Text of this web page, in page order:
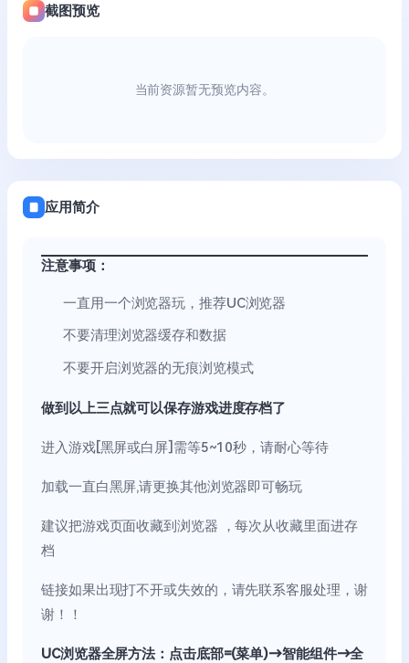
截图预览
当前资源暂无预览内容。
应用简介
注意事项：
一直用一个浏览器玩，推荐UC浏览器
不要清理浏览器缓存和数据
不要开启浏览器的无痕浏览模式
做到以上三点就可以保存游戏进度存档了
进入游戏[黑屏或白屏]需等5~10秒，请耐心等待
加载一直白黑屏,请更换其他浏览器即可畅玩
建议把游戏页面收藏到浏览器 ，每次从收藏里面进存
档
链接如果出现打不开或失效的，请先联系客服处理，谢
谢！！
UC浏览器全屏方法：点击底部=(菜单)→智能组件→全